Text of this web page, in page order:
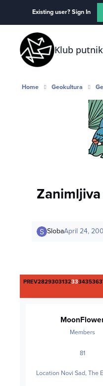
Existing user? Sign In
Klub
Home Geokultura
SlobaApril 24,
FIRST PAGE
PREV282930313233343536
Members
81posts
Location Novi Sad, The